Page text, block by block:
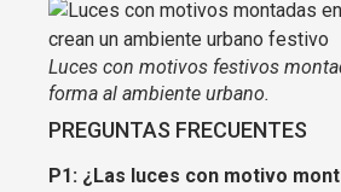
Luces con motivos festivos
forma al ambiente urbano.
PREGUNTAS FRECUENTES
P1: ¿Las luces con motivo